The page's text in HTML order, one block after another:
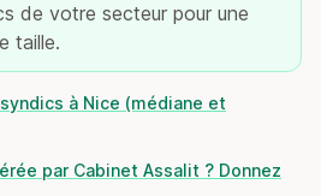
de votre secteur pour une
taille.
à Nice (médiane et
par Cabinet Assalit ? Donnez